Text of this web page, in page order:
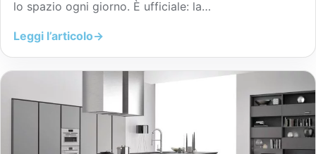
lo spazio ogni giorno. È ufficiale: la…
Leggi l’articolo→